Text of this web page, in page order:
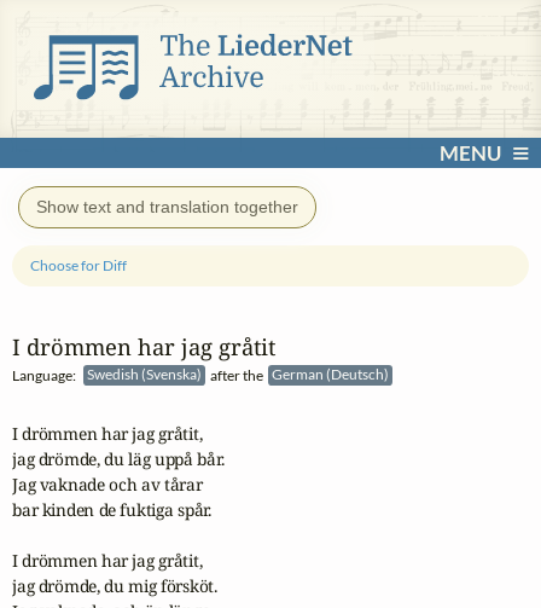
MENU
Show text and translation together
I drömmen har jag gråtit
Language: Swedish (Svenska) after the German (Deutsch)
Choose for Diff
I drömmen har jag gråtit,
jag drömde, du läg uppå bår.
Jag vaknade och av tårar
bar kinden de fuktiga spår.
I drömmen har jag gråtit,
jag drömde, du mig försköt.